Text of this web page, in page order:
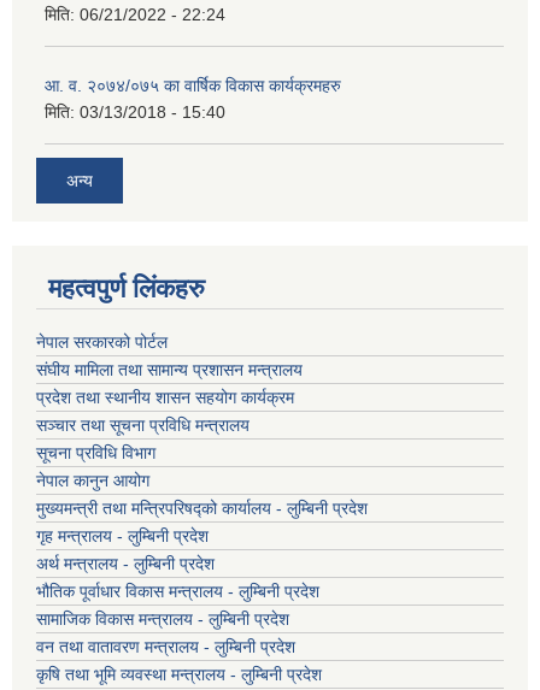
मिति: 06/21/2022 - 22:24
आ. व. २०७४/०७५ का वार्षिक विकास कार्यक्रमहरु
मिति: 03/13/2018 - 15:40
अन्य
महत्वपुर्ण लिंकहरु
नेपाल सरकारको पोर्टल
संघीय मामिला तथा सामान्य प्रशासन मन्त्रालय
प्रदेश तथा स्थानीय शासन सहयोग कार्यक्रम
सञ्चार तथा सूचना प्रविधि मन्त्रालय
सूचना प्रविधि विभाग
नेपाल कानुन आयोग
मुख्यमन्त्री तथा मन्त्रिपरिषद्को कार्यालय - लुम्बिनी प्रदेश
गृह मन्त्रालय - लुम्बिनी प्रदेश
अर्थ मन्त्रालय - लुम्बिनी प्रदेश
भौतिक पूर्वाधार विकास मन्त्रालय - लुम्बिनी प्रदेश
सामाजिक विकास मन्त्रालय - लुम्बिनी प्रदेश
वन तथा वातावरण मन्त्रालय - लुम्बिनी प्रदेश
कृषि तथा भूमि व्यवस्था मन्त्रालय - लुम्बिनी प्रदेश